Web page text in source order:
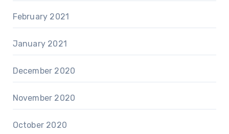
February 2021
January 2021
December 2020
November 2020
October 2020